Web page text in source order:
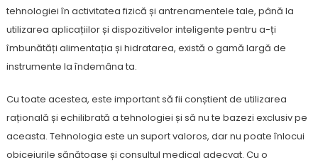
tehnologiei în activitatea fizică și antrenamentele tale, până la
utilizarea aplicațiilor și dispozitivelor inteligente pentru a-ți
îmbunătăți alimentația și hidratarea, există o gamă largă de
instrumente la îndemâna ta.
Cu toate acestea, este important să fii conștient de utilizarea
rațională și echilibrată a tehnologiei și să nu te bazezi exclusiv pe
aceasta. Tehnologia este un suport valoros, dar nu poate înlocui
obiceiurile sănătoase și consultul medical adecvat. Cu o